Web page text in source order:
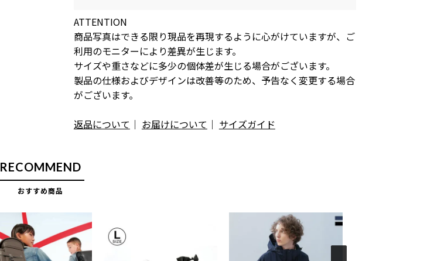
ATTENTION
商品写真はできる限り現品を再現するように心がけていますが、ご
利用のモニターにより差異が生じます。
サイズや重さなどに多少の個体差が生じる場合がございます。
製品の仕様およびデザインは改善等のため、予告なく変更する場合
がございます。
返品について ｜ お届けについて ｜ サイズガイド
RECOMMEND
おすすめ商品